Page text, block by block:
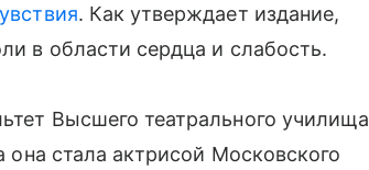
. Как утверждает издание,
в области сердца и слабость.
Высшего театрального училища
стала актрисой Московского